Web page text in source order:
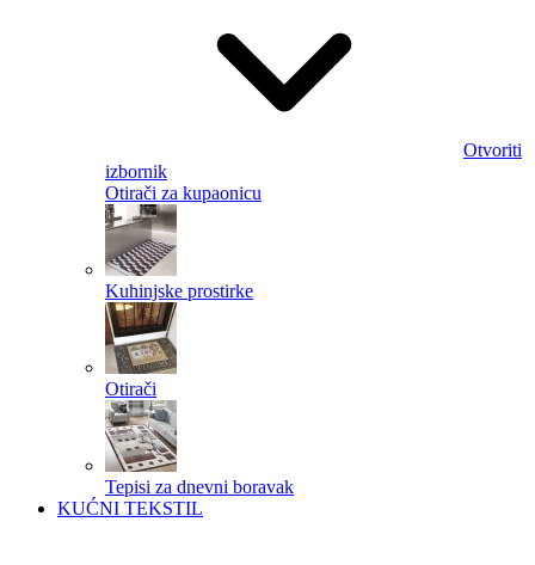
Otvoriti
izbornik
Otirači za kupaonicu
Kuhinjske prostirke
Otirači
Tepisi za dnevni boravak
KUĆNI TEKSTIL